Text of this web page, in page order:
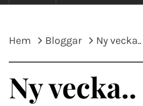
Hem Bloggar Ny vecka..
Ny vecka..